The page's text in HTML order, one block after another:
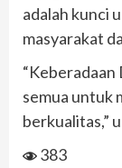
adalah kunci
masyarakat
“Keberadaan
semua untuk
berkualitas,”
383